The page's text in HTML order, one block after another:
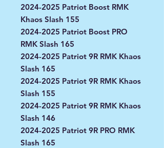
2024-2025 Patriot Boost RMK
Khaos Slash 155
2024-2025 Patriot Boost PRO
RMK Slash 165
2024-2025 Patriot 9R RMK Khaos
Slash 165
2024-2025 Patriot 9R RMK Khaos
Slash 155
2024-2025 Patriot 9R RMK Khaos
Slash 146
2024-2025 Patriot 9R PRO RMK
Slash 165